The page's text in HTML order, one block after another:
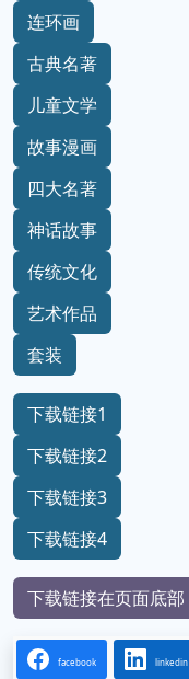
连环画
古典名著
儿童文学
故事漫画
四大名著
神话故事
传统文化
艺术作品
套装
下载链接1
下载链接2
下载链接3
下载链接4
下载链接在页面底部
facebook linkedin